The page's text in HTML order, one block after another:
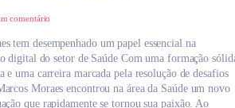
comentário
tem desempenhado um papel essencial na
digital do setor de Saúde Com uma formação
e uma carreira marcada pela resolução de desafios
Moraes encontrou na área da Saúde um novo
que rapidamente se tornou sua paixão. Ao